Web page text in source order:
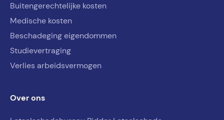
Buitengerechtelijke kosten
Medische kosten
Beschadeging eigendommen
Studievertraging
Verlies arbeidsvermogen
Over ons